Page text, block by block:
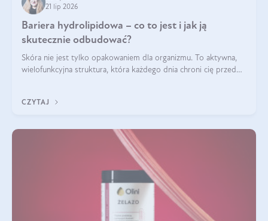
21 lip 2026
Bariera hydrolipidowa – co to jest i jak ją
skutecznie odbudować?
Skóra nie jest tylko opakowaniem dla organizmu. To aktywna,
wielofunkcyjna struktura, która każdego dnia chroni cię przed
bariera hydrolipidowa.
CZYTAJ